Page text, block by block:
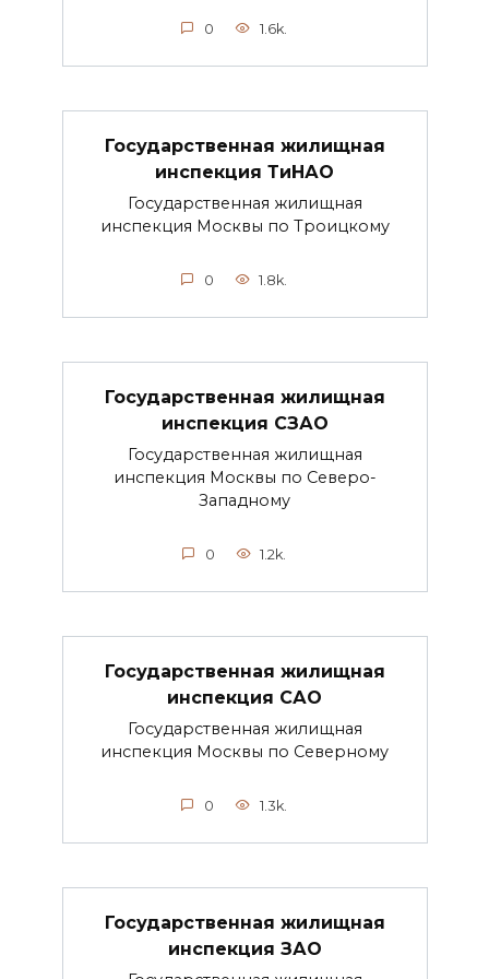
0 1.6k.
Государственная жилищная
инспекция ТиНАО
Государственная жилищная
инспекция Москвы по Троицкому
0 1.8k.
Государственная жилищная
инспекция СЗАО
Государственная жилищная
инспекция Москвы по Северо-
Западному
0 1.2k.
Государственная жилищная
инспекция САО
Государственная жилищная
инспекция Москвы по Северному
0 1.3k.
Государственная жилищная
инспекция ЗАО